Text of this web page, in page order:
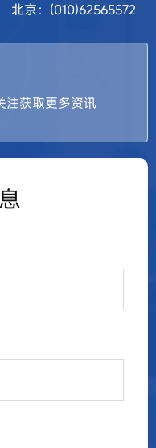
京：(010)62565572
注获取更多资讯